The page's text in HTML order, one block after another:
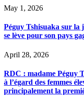
May 1, 2026
Péguy Tshisuaka sur la
se lève pour son pays
April 28, 2026
RDC : madame Péguy
à l’égard des femmes
principalement la